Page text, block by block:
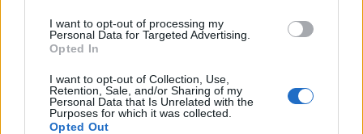
I want to opt-out of processing my
Personal Data for Targeted Advertising.
Opted In
I want to opt-out of Collection, Use,
Retention, Sale, and/or Sharing of my
Personal Data that Is Unrelated with the
Purposes for which it was collected.
Opted Out